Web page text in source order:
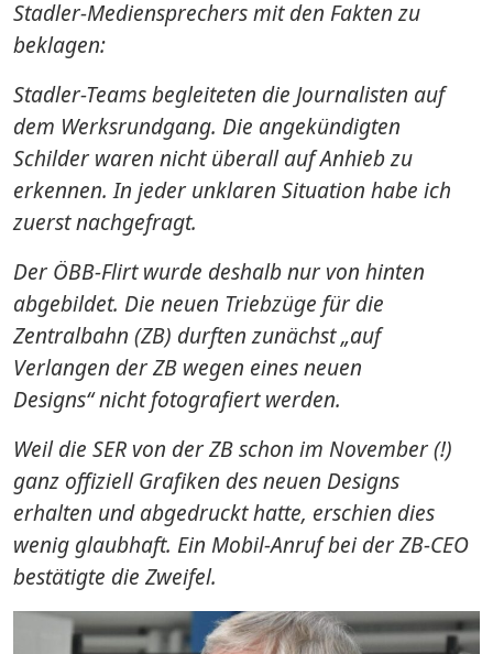
Stadler-Mediensprechers mit den Fakten zu
beklagen:
Stadler-Teams begleiteten die Journalisten auf
dem Werksrundgang. Die angekündigten
Schilder waren nicht überall auf Anhieb zu
erkennen. In jeder unklaren Situation habe ich
zuerst nachgefragt.
Der ÖBB-Flirt wurde deshalb nur von hinten
abgebildet. Die neuen Triebzüge für die
Zentralbahn (ZB) durften zunächst „auf
Verlangen der ZB wegen eines neuen
Designs“ nicht fotografiert werden.
Weil die SER von der ZB schon im November (!)
ganz offiziell Grafiken des neuen Designs
erhalten und abgedruckt hatte, erschien dies
wenig glaubhaft. Ein Mobil-Anruf bei der ZB-CEO
bestätigte die Zweifel.